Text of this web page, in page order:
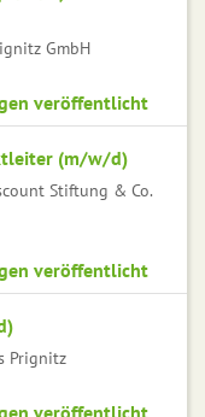
GmbH
veröffentlicht
(m/w/d)
Stiftung & Co.
veröffentlicht
Prignitz